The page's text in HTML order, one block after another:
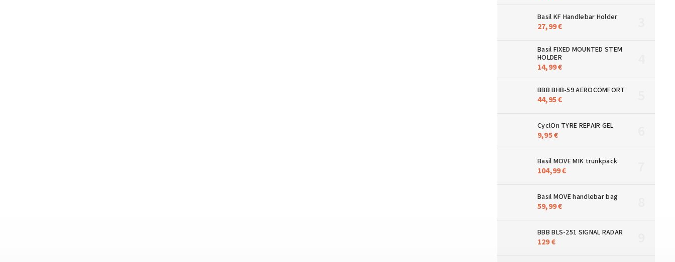
Basil KF Handlebar Holder
27,99 €
Basil FIXED MOUNTED STEM
HOLDER
14,99 €
BBB BHB-59 AEROCOMFORT
44,95 €
CyclOn TYRE REPAIR GEL
9,95 €
Basil MOVE MIK trunkpack
104,99 €
Basil MOVE handlebar bag
59,99 €
BBB BLS-251 SIGNAL RADAR
129 €